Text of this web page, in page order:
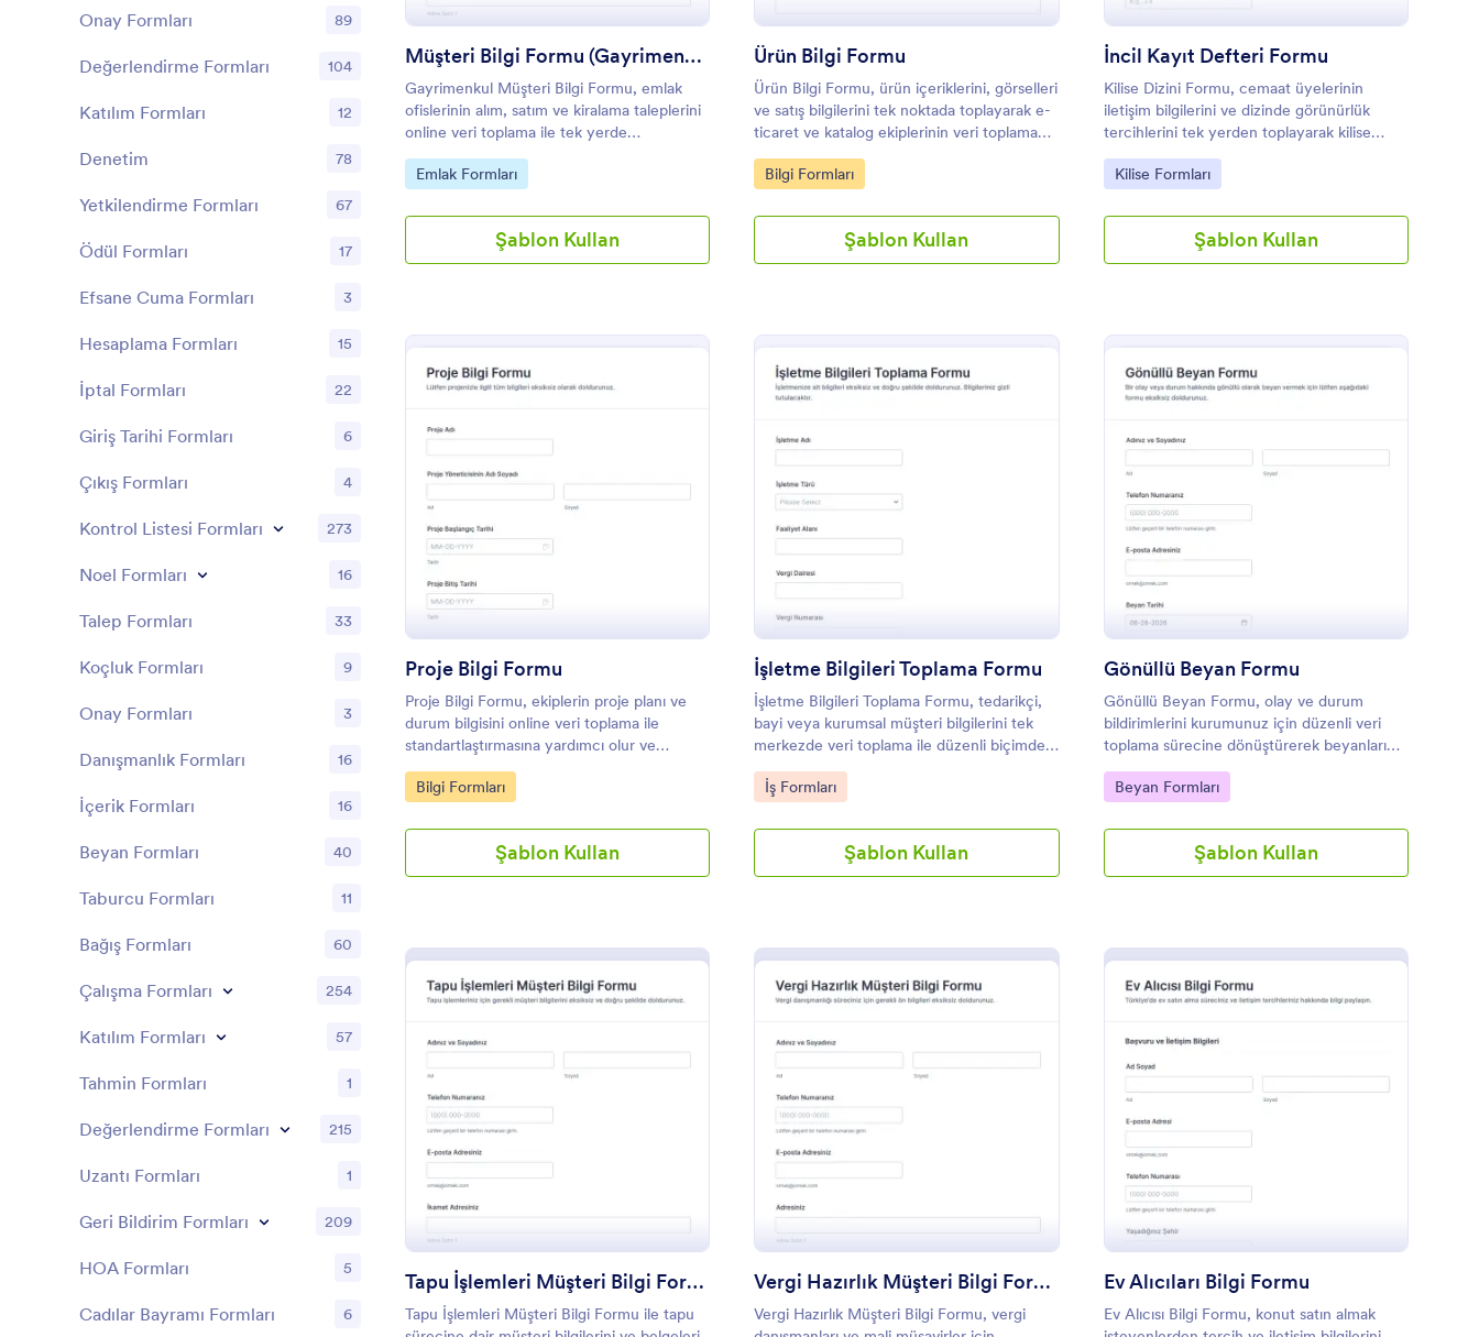
Müşteri Bilgi Formu (Gayrimenkul)
Gayrimenkul Müşteri Bilgi Formu, emlak
ofislerinin alım, satım ve kiralama taleplerini
online veri toplama ile tek yerde
toplamasına ve Jotform üzerinden form
yanıtlarını düzenli biçimde takip etmesine
Go to Category:
Emlak Formları
Şablon Kullan
Ürün Bilgi Formu
Ürün Bilgi Formu, ürün içeriklerini, görselleri
ve satış bilgilerini tek noktada toplayarak e-
ticaret ve katalog ekiplerinin veri toplama
sürecini hızlandırmasına yardımcı olur.
Go to Category:
Bilgi Formları
Şablon Kullan
İncil Kayıt Defteri Formu
Kilise Dizini Formu, cemaat üyelerinin
iletişim bilgilerini ve dizinde görünürlük
tercihlerini tek yerden toplayarak kilise
yönetimi ve gönüllü liderlerin güncel bir üye
dizini oluşturmasına yardımcı olur.
Go to Category:
Kilise Formları
Şablon Kullan
Önizleme
Proje Bilgi Formu
Proje Bilgi Formu, ekiplerin proje planı ve
durum bilgisini online veri toplama ile
standartlaştırmasına yardımcı olur ve
Jotform ile form yanıtlarını tek yerde
yöneterek proje takibini kolaylaştırır.
Go to Category:
Bilgi Formları
Şablon Kullan
Önizleme : İşletme Bilgileri Toplama Formu
İşletme Bilgileri Toplama Formu
İşletme Bilgileri Toplama Formu, tedarikçi,
bayi veya kurumsal müşteri bilgilerini tek
merkezde veri toplama ile düzenli biçimde
kayıt altına almak isteyen ekipler için
idealdir.
Go to Category:
İş Formları
Şablon Kullan
Önizleme
Gönüllü Beyan Formu
Gönüllü Beyan Formu, olay ve durum
bildirimlerini kurumunuz için düzenli veri
toplama sürecine dönüştürerek beyanları
tek noktadan almanıza ve Jotform
üzerinden form yanıtlarını takip etmenize
Go to Category:
Beyan Formları
Şablon Kullan
Önizleme : Tapu İşlemleri Müşteri Bilgi Formu
Tapu İşlemleri Müşteri Bilgi Formu
Tapu İşlemleri Müşteri Bilgi Formu ile tapu
: Vergi Hazırlık Müşteri Bilgi Formu
Vergi Hazırlık Müşteri Bilgi Formu
Vergi Hazırlık Müşteri Bilgi Formu, vergi
Ev Alıcıları Bilgi Formu
Ev Alıcısı Bilgi Formu, konut satın almak
Onay Formları 89
Değerlendirme Formları 104
Katılım Formları 12
Denetim 78
Yetkilendirme Formları 67
Ödül Formları 17
Efsane Cuma Formları 3
Hesaplama Formları 15
İptal Formları 22
Giriş Tarihi Formları 6
Çıkış Formları 4
Kontrol Listesi Formları 273
Noel Formları 16
Talep Formları 33
Koçluk Formları 9
Onay Formları 3
Danışmanlık Formları 16
İçerik Formları 16
Beyan Formları 40
Taburcu Formları 11
Bağış Formları 60
Çalışma Formları 254
Katılım Formları 57
Tahmin Formları 1
Değerlendirme Formları 215
Uzantı Formları 1
Geri Bildirim Formları 209
HOA Formları 5
Cadılar Bayramı Formları 6